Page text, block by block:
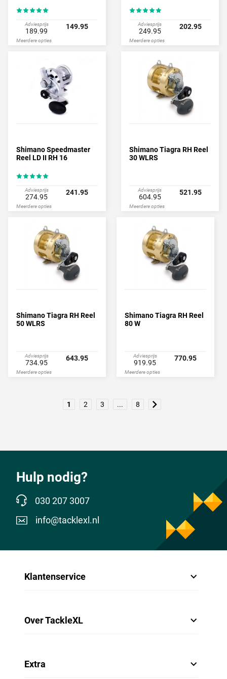
Adviesprijs
189.99
149.95
Meerdere opties
Adviesprijs
249.95
202.95
Meerdere opties
Shimano Speedmaster
Reel LD II RH 16
Adviesprijs
274.95
241.95
Meerdere opties
Shimano Tiagra RH Reel
30 WLRS
Adviesprijs
604.95
521.95
Meerdere opties
Shimano Tiagra RH Reel
50 WLRS
Adviesprijs
734.95
643.95
Meerdere opties
Shimano Tiagra RH Reel
80 W
Adviesprijs
919.95
770.95
Meerdere opties
1 2 3 ... 8
Hulp nodig?
030 207 3007
info@tacklexl.nl
Klantenservice
Over TackleXL
Extra